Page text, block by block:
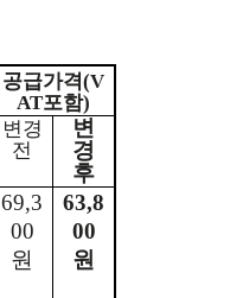
공급가격(V
AT포함)
변경
전
변
경
후
69,3
00
원
63,8
00
원